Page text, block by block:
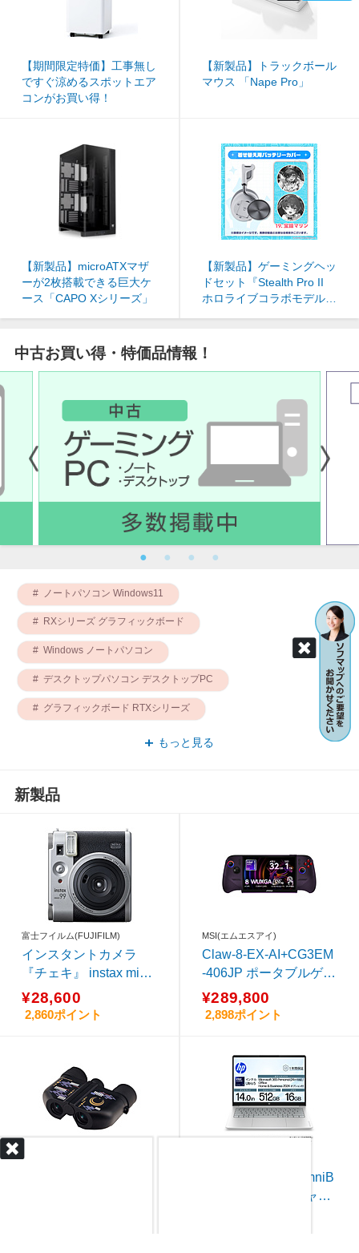
【期間限定特価】工事無し
ですぐ涼めるスポットエア
コンがお買い得！
【新製品】トラックボール
マウス 「Nape Pro」
【新製品】microATXマザ
ーが2枚搭載できる巨大ケ
ース「CAPO Xシリーズ」
【新製品】ゲーミングヘッ
ドセット『Stealth Pro II
ホロライブコラボモデル』
ノートパソコンのおすすめ
商品をご紹介！
GeForce
Office搭載ノートパソコン
はこちら
iPhone＆Android 各機種対
応スマートフォンアクセサ
【おすす
【SIMフリー】リアルで話
すより、夢中になった。
「AQUOS sense10」登
【SIMフ
AIフォン
S26」
人気のアンカーイヤホン・
ヘッドホンはこちら
AVIOT
な音を奏でるBluetoothス
ピーカー
Apple
【扇風機・サーキュレータ
ー】人気商品を多数ご紹
暑い季節
【新製品】AIペット（コミ
ュニケーションロボット）
Moflin（モフリン）予約受
付中！
【新製
コリコラ
ラー 予
おすすめのテレビ・レコー
ダーのアウトレット品はこ
【テレビ
【洗濯機】生産完了の型落
ちモデルがお買い得！
【冷蔵庫
ちモデル
【ホビー】ポケモン30周
年記念「おかえり！ ピカ
【ゲーム
【ゲーム】『ペルソナ４
リバイバル』予約受付中！
【ゲーム
ン レイ
中！
欲しい商品がすぐ見つか
る！ソフマップの中古カテ
パソコン
【パソコン】中古パソコン
をお探しならこちら！おす
すめ中古ノートパソコン
【パソコ
をお探し
すめ中古
中古お買い得・特価品情報！
ノートパソコン Windows11
RXシリーズ グラフィックボード
Windows ノートパソコン
デスクトップパソコン デスクトップPC
グラフィックボード RTXシリーズ
PCパーツ CPU
ゲーミング ガラスマウスパッド
デスクトップパソコン コンパクト
14.0型 ノートパソコン
フィリップス メンズシェーバー
ASUS ノートパソコン CPU AMD
ソーラー 腕時計 モニター 27型
もっと見る
新製品
富士フイルム(FUJIFILM)
インスタントカメラ
『チェキ』 instax mini
99
¥28,600
2,860ポイント
MSI(エムエスアイ)
Claw-8-EX-AI+CG3EM
-406JP ポータブルゲー
ミングPC ブラック＆
パープル ［8.0型 /Wind
6年7月モデル］
¥289,800
2,898ポイント
Vixen
ノートパソコン OmniB
ook 3/14 グレイシャー